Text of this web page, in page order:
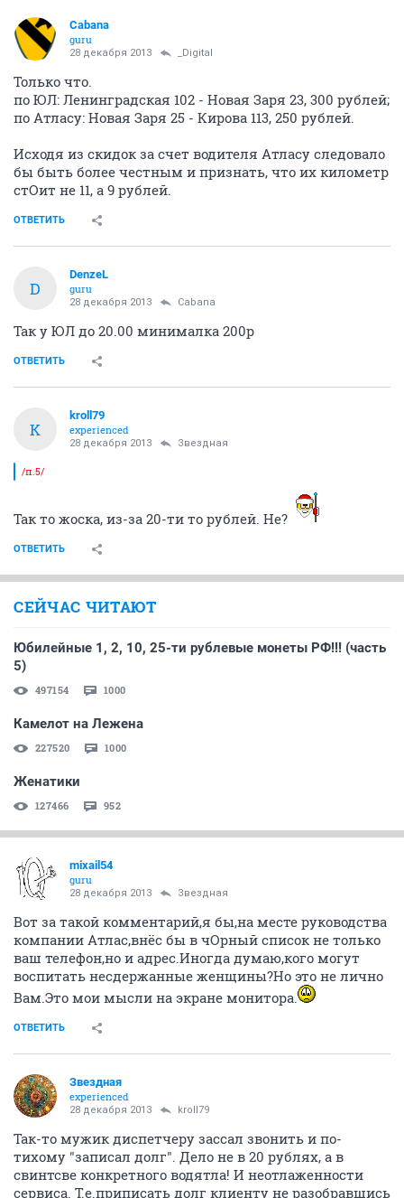
Cabana
guru
28 декабря 2013 _Digital
Только что.
по ЮЛ: Ленинградская 102 - Новая Заря 23, 300 рублей;
по Атласу: Новая Заря 25 - Кирова 113, 250 рублей.
Исходя из скидок за счет водителя Атласу следовало
бы быть более честным и признать, что их километр
стОит не 11, а 9 рублей.
ОТВЕТИТЬ
D
DenzeL
guru
28 декабря 2013 Cabana
Так у ЮЛ до 20.00 минималка 200р
ОТВЕТИТЬ
K
kroll79
experienced
28 декабря 2013 Звездная
/п.5/
Так то жоска, из-за 20-ти то рублей. Не?
ОТВЕТИТЬ
СЕЙЧАС ЧИТАЮТ
Юбилейные 1, 2, 10, 25-ти рублевые монеты РФ!!! (часть
5)
497154 1000
Камелот на Лежена
227520 1000
Женатики
127466 952
mixail54
guru
28 декабря 2013 Звездная
Вот за такой комментарий,я бы,на месте руководства
компании Атлас,внёс бы в чОрный список не только
ваш телефон,но и адрес.Иногда думаю,кого могут
воспитать несдержанные женщины?Но это не лично
Вам.Это мои мысли на экране монитора.
ОТВЕТИТЬ
Звездная
experienced
28 декабря 2013 kroll79
Так-то мужик диспетчеру зассал звонить и по-
тихому "записал долг". Дело не в 20 рублях, а в
свинтсве конкретного водятла! И неотлаженности
сервиса. Т.е.приписать долг клиенту не разобравшись